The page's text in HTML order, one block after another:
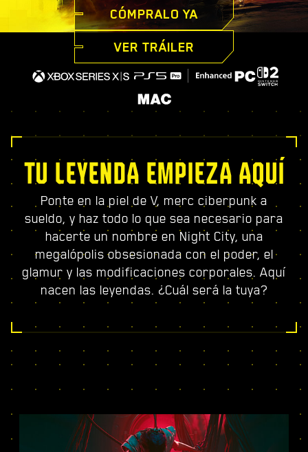
CÓMPRALO YA
VER TRÁILER
TU LEYENDA EMPIEZA AQUÍ
Ponte en la piel de V, merc ciberpunk a
sueldo, y haz todo lo que sea necesario para
hacerte un nombre en Night City, una
megalópolis obsesionada con el poder, el
glamur y las modificaciones corporales. Aquí
nacen las leyendas. ¿Cuál será la tuya?